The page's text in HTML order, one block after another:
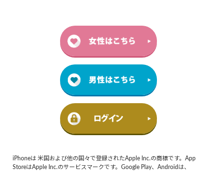
iPhoneは 米国および他の国々で登録されたApple Inc.の商標です。App
StoreはApple Inc.のサービスマークです。Google Play、Androidは、